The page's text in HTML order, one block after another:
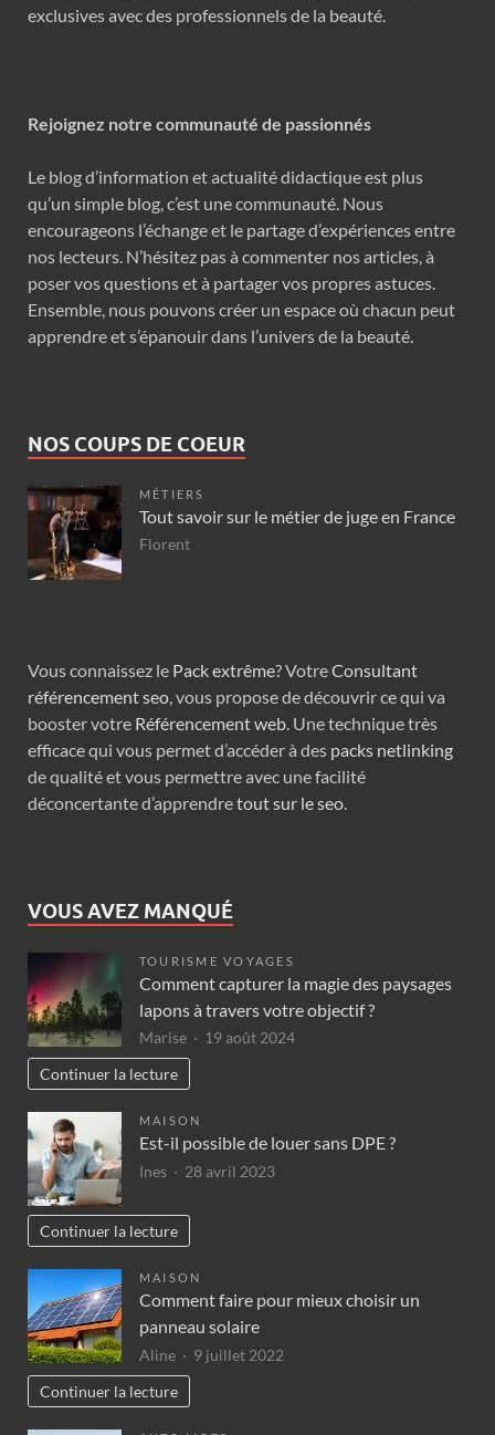
exclusives avec des professionnels de la beauté.
Rejoignez notre communauté de passionnés
Le blog d’information et actualité didactique est plus
qu’un simple blog, c’est une communauté. Nous
encourageons l’échange et le partage d’expériences entre
nos lecteurs. N’hésitez pas à commenter nos articles, à
poser vos questions et à partager vos propres astuces.
Ensemble, nous pouvons créer un espace où chacun peut
apprendre et s’épanouir dans l’univers de la beauté.
NOS COUPS DE COEUR
MÉTIERS
Tout savoir sur le métier de juge en France
Florent
Vous connaissez le Pack extrême? VotreConsultant
référencement seo , vous propose de découvrir ce qui va
booster votre Référencement web . Une technique très
efficace qui vous permet d’accéder à des packs netlinking
de qualité et vous permettre avec une facilité
déconcertante d’apprendretout sur le seo
VOUS AVEZ MANQUÉ
TOURISME VOYAGES
Comment capturer la magie des paysages
lapons à travers votre objectif ?
Marise
19 août 2024
Continuer la lecture
MAISON
Est-il possible de louer sans DPE ?
Ines 28 avril 2023
Continuer la lecture
MAISON
Comment faire pour mieux choisir un
panneau solaire
Aline
9 juillet 2022
Continuer la lecture